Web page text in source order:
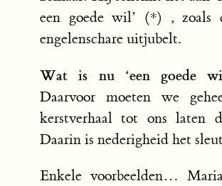
een goede wil’ (*) , zoals
engelenschare uitjubelt.
Wat is nu ‘een goede
Daarvoor moeten we
kerstverhaal tot ons laten
Daarin is nederigheid het
Enkele voorbeelden…